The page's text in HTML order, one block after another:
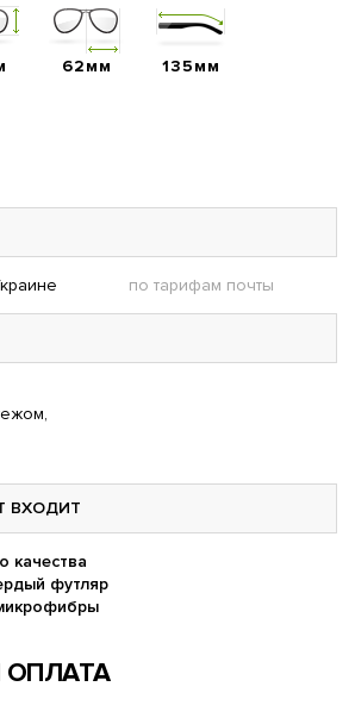
62мм 135мм
по тарифам почты
ВХОДИТ
качества
футляр
ОПЛАТА